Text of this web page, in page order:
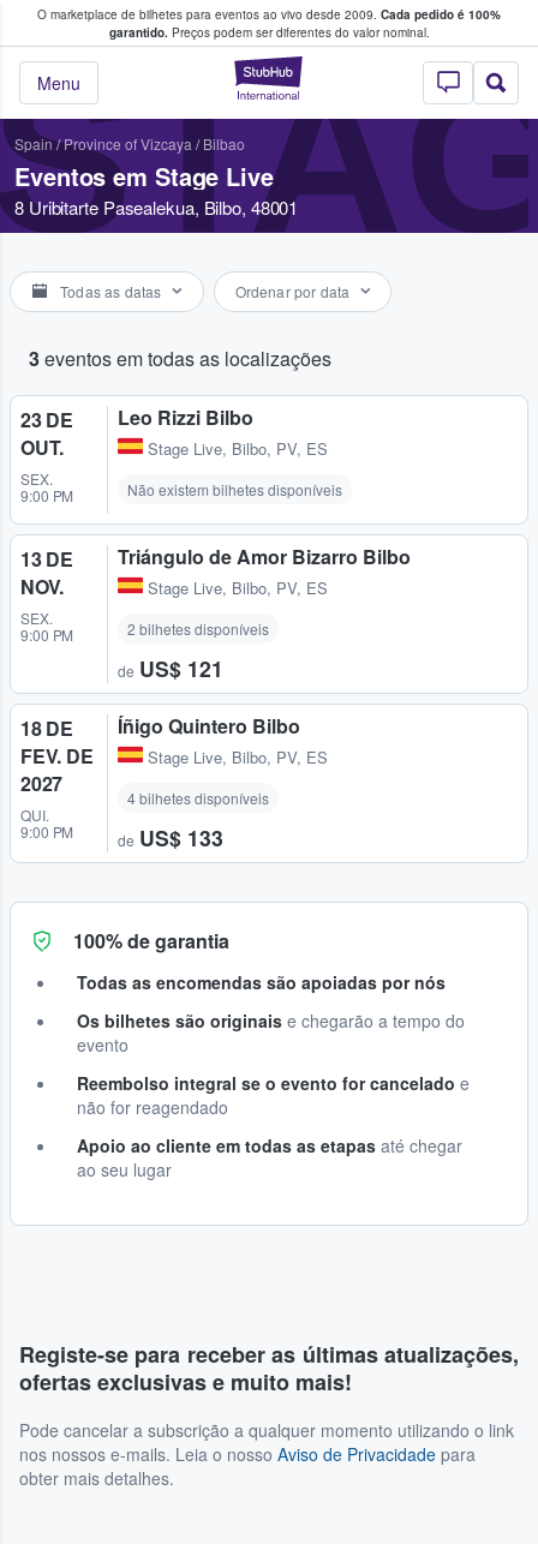
O marketplace de bilhetes para eventos ao vivo desde 2009. Cada pedido é 100%
garantido.Preços podem ser diferentes do valor nominal.
StubHub – onde
Menu
fãs compram e vendem bilhetes
Spain/Province of Vizcaya / Bilbao
Eventos em Stage Live
8 Uribitarte Pasealekua, Bilbo, 48001
Todas as datas Ordenar por data
3eventos em todas as localizações
23 DE
OUT.
SEX.
9:00 PM
Leo Rizzi Bilbo
Stage Live, Bilbo, PV, ES
Não existem bilhetes disponíveis
13 DE
NOV.
SEX.
9:00 PM
Triángulo de Amor Bizarro Bilbo
Stage Live, Bilbo, PV, ES
2 bilhetes disponíveis
de US$ 121
18 DE
FEV. DE
2027
QUI.
9:00 PM
Íñigo Quintero Bilbo
Stage Live, Bilbo, PV, ES
4 bilhetes disponíveis
de US$ 133
100% de garantia
Todas as encomendas são apoiadas por nós
Os bilhetes são originais e chegarão a tempo do
evento
Reembolso integral se o evento for cancelado e
não for reagendado
Apoio ao cliente em todas as etapas até chegar
ao seu lugar
Registe-se para receber as últimas atualizações,
ofertas exclusivas e muito mais!
Pode cancelar a subscrição a qualquer momento utilizando o link
nos nossos e-mails. Leia o nosso Aviso de Privacidade para
obter mais detalhes.